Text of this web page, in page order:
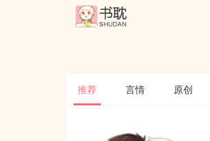
推荐 言情 原创